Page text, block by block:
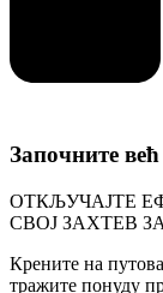
Започните
ОТКЉУЧАЈТЕ
СВОЈ ЗАХТЕВ
Крените на
тражите понуду